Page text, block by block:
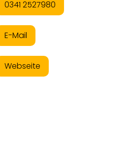
0341 2527980
E-Mail
Webseite